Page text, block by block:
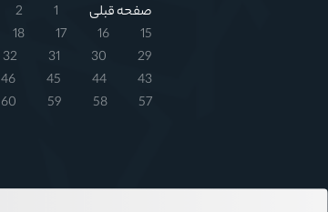
صفحه قبلی 1
2
15
16
17
18
29
30
31
32
43
44
45
46
57
58
59
60